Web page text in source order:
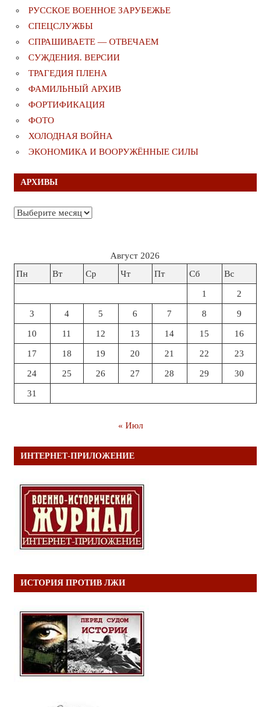
РУССКОЕ ВОЕННОЕ ЗАРУБЕЖЬЕ
СПЕЦСЛУЖБЫ
СПРАШИВАЕТЕ — ОТВЕЧАЕМ
СУЖДЕНИЯ. ВЕРСИИ
ТРАГЕДИЯ ПЛЕНА
ФАМИЛЬНЫЙ АРХИВ
ФОРТИФИКАЦИЯ
ФОТО
ХОЛОДНАЯ ВОЙНА
ЭКОНОМИКА И ВООРУЖЁННЫЕ СИЛЫ
АРХИВЫ
Архивы
Август 2026
Пн
Вт Ср Чт Пт Сб Вс
1 2
3 4 5 6 7 8 9
10 11 12 13 14 15 16
17 18 19 20 21 22 23
24 25 26 27 28 29 30
31
« Июл
ИНТЕРНЕТ-ПРИЛОЖЕНИЕ
ИСТОРИЯ ПРОТИВ ЛЖИ